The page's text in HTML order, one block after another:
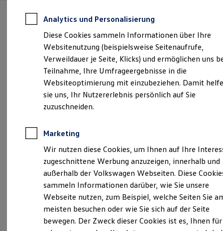
Kfz-Versicherung
Restschuldversicherungen
Garantien
Wartungsverträge
Geschäftskunden
Professional Class bei Volkswagen
Großkunden
Behörden
Direktkunden
Sonderfahrzeuge
Anpfiff zum Gewinn
Elektroautos
ID. Tutorials
Elektrofahrzeugkonzepte
Reichweite
Reichweite der ID. Modelle
Reichweite im Winter
Laden
Laden unterwegs
Laden Zuhause
Ladestationen finden
Verantwortlich für die Inhalte auf dieser Seite ist die Autohaus
Koch GmbH ( Impressum & Rechtliches)
Uebigauer Straße 7, 04895 Falkenberg
t.koch@ah.koch.vapn.de
Montag - Freitag 07:00 18:00
Uhr
Samstag
08:00 -12:00 Uhr
Sonntag
Geschlossen
Analytics und Personalisierung
Diese Cookies sammeln Informationen über Ihre
Websitenutzung (beispielsweise Seitenaufrufe,
Verweildauer je Seite, Klicks) und ermöglichen uns
Teilnahme, Ihre Umfrageergebnisse in die
Websiteoptimierung mit einzubeziehen. Damit
sie uns, Ihr Nutzererlebnis persönlich auf Sie
zuzuschneiden.
Marketing
Wir nutzen diese Cookies, um Ihnen auf Ihre
zugeschnittene Werbung anzuzeigen, innerhalb und
außerhalb der Volkswagen Webseiten. Diese
sammeln Informationen darüber, wie Sie unsere
Webseite nutzen, zum Beispiel, welche Seiten Sie
meisten besuchen oder wie Sie sich auf der Seite
bewegen. Der Zweck dieser Cookies ist es, Ihnen für